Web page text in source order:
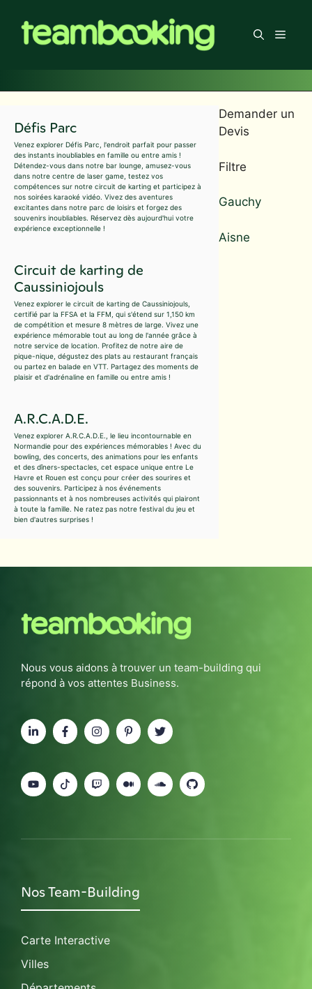
contenu
Menu
Défis Parc
Venez explorer Défis Parc, l'endroit parfait pour passer
des instants inoubliables en famille ou entre amis !
Détendez-vous dans notre bar lounge, amusez-vous
dans notre centre de laser game, testez vos
compétences sur notre circuit de karting et participez à
nos soirées karaoké vidéo. Vivez des aventures
excitantes dans notre parc de loisirs et forgez des
souvenirs inoubliables. Réservez dès aujourd'hui votre
expérience exceptionnelle !
Circuit de karting de
Caussiniojouls
Venez explorer le circuit de karting de Caussiniojouls,
certifié par la FFSA et la FFM, qui s'étend sur 1,150 km
de compétition et mesure 8 mètres de large. Vivez une
expérience mémorable tout au long de l'année grâce à
notre service de location. Profitez de notre aire de
pique-nique, dégustez des plats au restaurant français
ou partez en balade en VTT. Partagez des moments de
plaisir et d'adrénaline en famille ou entre amis !
A.R.C.A.D.E.
Venez explorer A.R.C.A.D.E., le lieu incontournable en
Normandie pour des expériences mémorables ! Avec du
bowling, des concerts, des animations pour les enfants
et des dîners-spectacles, cet espace unique entre Le
Havre et Rouen est conçu pour créer des sourires et
des souvenirs. Participez à nos événements
passionnants et à nos nombreuses activités qui plairont
à toute la famille. Ne ratez pas notre festival du jeu et
bien d'autres surprises !
Demander un
Devis
Filtre
Gauchy
Aisne
Nous vous aidons à trouver un team-building qui
répond à vos attentes Business.
Nos Team-Building
Carte Interactive
Villes